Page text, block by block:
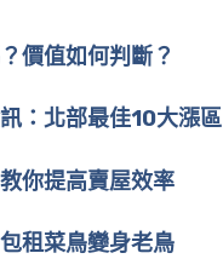
價值如何判斷？
：北部最佳10大漲區
你提高賣屋效率
租菜鳥變身老鳥